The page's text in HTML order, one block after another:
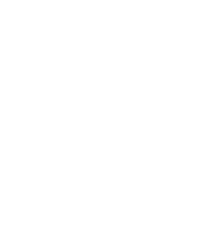
Einblicke in
und fragt: Sind
vorbereitet?